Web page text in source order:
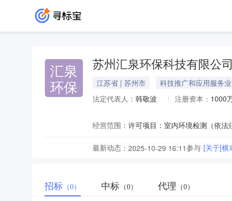
汇泉
环保
苏州汇泉环保科技有限公司
江苏省 | 苏州市 科技推广和应用服务业
法定代表人： 韩敬波 注册资本： 1000
经营范围：
最新动态： 2025-10-29 16:11参与 [关于[横
招标 （0） 中标 （0） 代理 （0）